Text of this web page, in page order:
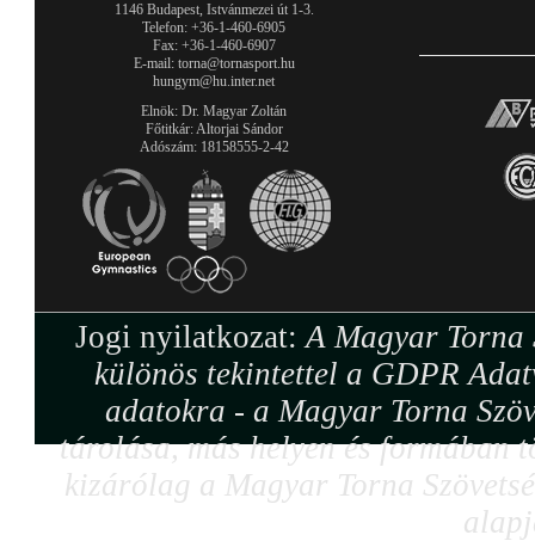
1146 Budapest, Istvánmezei út 1-3.
Telefon: +36-1-460-6905
Fax: +36-1-460-6907
E-mail: torna@tornasport.hu
hungym@hu.inter.net
Elnök: Dr. Magyar Zoltán
Főtitkár: Altorjai Sándor
Adószám: 18158555-2-42
Jogi nyilatkozat:A Magyar Torna
különös tekintettel a GDPR
adatokra - a Magyar Torna
tárolása, más helyen és formában
kizárólag a Magyar Torna